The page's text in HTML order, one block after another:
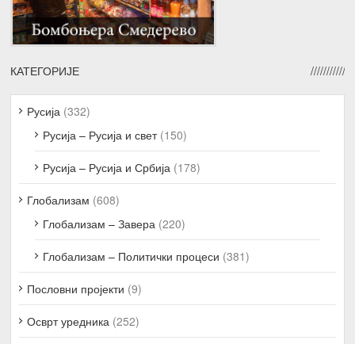
КАТЕГОРИЈЕ
Русија (332)
Русија – Русија и свет(150)
Русија – Русија и Србија (178)
Глобализам (608)
Глобализам – Завера (220)
Глобализам – Политички процеси (381)
Пословни пројекти (9)
Осврт уредника (252)